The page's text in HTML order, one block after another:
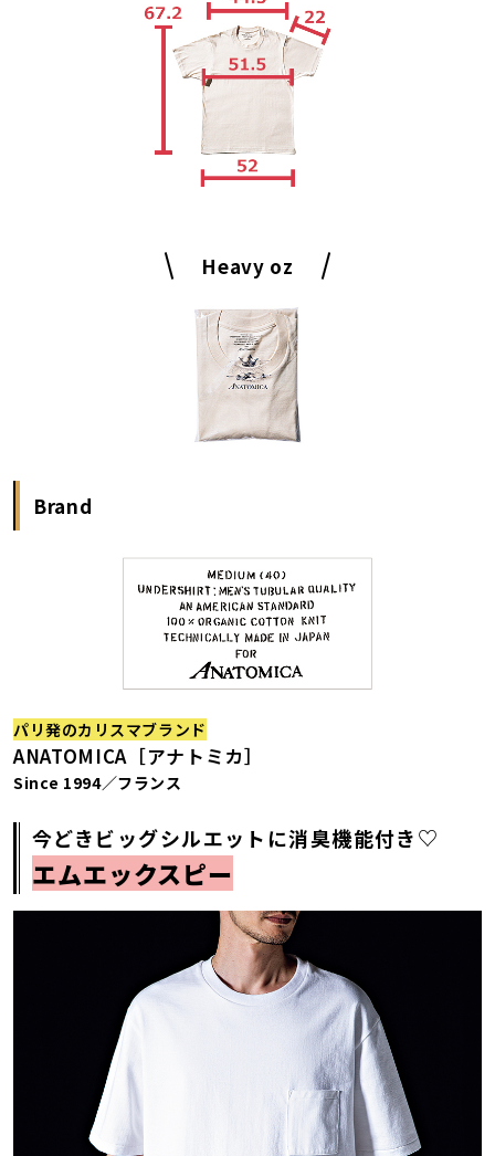
Heavy oz
Brand
パリ発のカリスマブランド
ANATOMICA［アナトミカ］
Since 1994／フランス
今どきビッグシルエットに消臭機能付き♡
エムエックスピー